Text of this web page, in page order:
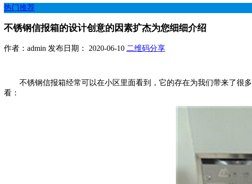
热门推荐
不锈钢信报箱的设计创意的因素扩杰为您细细介绍
作者：admin 发布日期： 2020-06-10 二维码分享
不锈钢信报箱经常可以在小区里面看到，它的存在为我们带来了很
看：